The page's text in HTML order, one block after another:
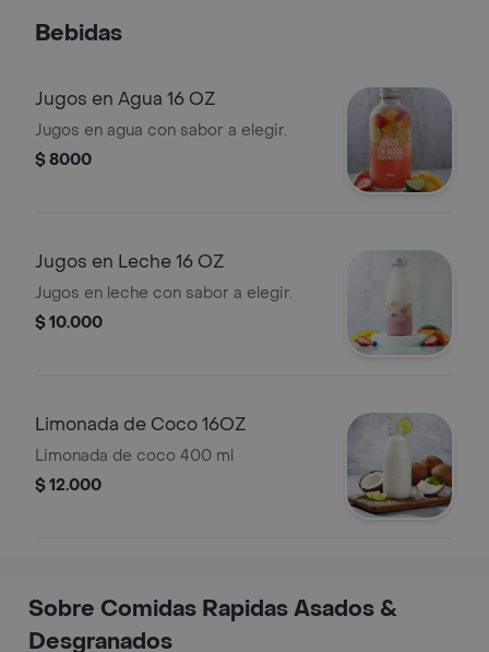
Bebidas
Jugos en Agua 16 OZ
Jugos en agua con sabor a elegir.
$ 8000
Jugos en Leche 16 OZ
Jugos en leche con sabor a elegir.
$ 10.000
Limonada de Coco 16OZ
Limonada de coco 400 ml
$ 12.000
Sobre Comidas Rapidas Asados &
Desgranados